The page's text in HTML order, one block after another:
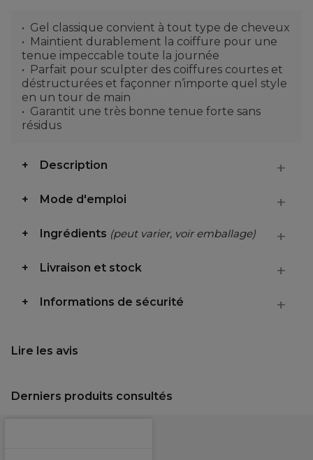
Gel classique convient à tout type de cheveux
Maintient durablement la coiffure pour une
tenue impeccable toute la journée
Parfait pour sculpter des coiffures courtes et
déstructurées et façonner n’importe quel style
en un tour de main
Garantit une très bonne tenue forte sans
résidus
Description
Mode d'emploi
Ingrédients (peut varier, voir emballage)
Livraison et stock
Informations de sécurité
Lire les avis
Derniers produits consultés